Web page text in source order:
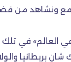
ونشاهد من
في العالم» في
شان بريطانيا